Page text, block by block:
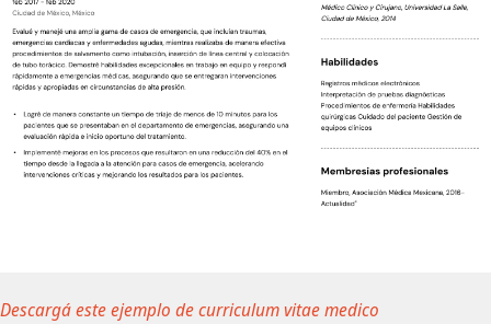
Descargá este ejemplo de curriculum vitae medico